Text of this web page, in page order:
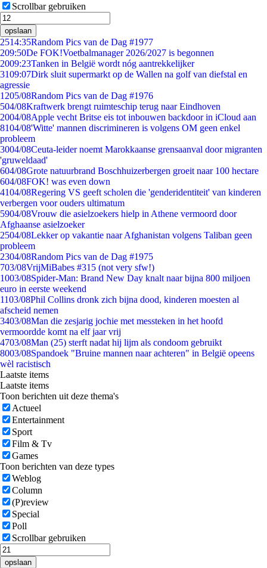
Scrollbar gebruiken
opslaan
2514:35Random Pics van de Dag #1977
209:50De FOK!Voetbalmanager 2026/2027 is begonnen
2009:23Tanken in België wordt nóg aantrekkelijker
3109:07Dirk sluit supermarkt op de Wallen na golf van diefstal en
agressie
1205/08Random Pics van de Dag #1976
504/08Kraftwerk brengt ruimteschip terug naar Eindhoven
2004/08Apple vecht Britse eis tot inbouwen backdoor in iCloud aan
8104/08'Witte' mannen discrimineren is volgens OM geen enkel
probleem
3004/08Ceuta-leider noemt Marokkaanse grensaanval door migranten
'gruweldaad'
604/08Grote natuurbrand Boschhuizerbergen groeit naar 100 hectare
604/08FOK! was even down
4104/08Regering VS geeft scholen die 'genderidentiteit' van kinderen
verbergen voor ouders ultimatum
5904/08Vrouw die asielzoekers hielp in Athene vermoord door
Afghaanse asielzoeker
2504/08Lekker op vakantie naar Afghanistan volgens Taliban geen
probleem
2304/08Random Pics van de Dag #1975
703/08VrijMiBabes #315 (not very sfw!)
1003/08Spider-Man: Brand New Day knalt naar bijna 800 miljoen
euro in eerste weekend
1103/08Phil Collins dronk zich bijna dood, kinderen moesten al
afscheid nemen
3403/08Man die zesjarig jochie met messteken in het hoofd
vermoordde komt na elf jaar vrij
4703/08Man (25) sterft nadat hij lijm als condoom gebruikt
8003/08Spandoek "Bruine mannen naar achteren" in België opeens
wèl racistisch
Laatste items
Laatste items
Toon berichten uit deze thema's
Actueel
Entertainment
Sport
Film & Tv
Games
Toon berichten van deze types
Weblog
Column
(P)review
Special
Poll
Scrollbar gebruiken
opslaan